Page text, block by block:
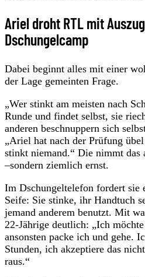
Ariel droht RTL mit
Dschungelcamp
Dabei beginnt alles mit einer
der Lage gemeinten Frage.
„Wer stinkt am meisten nach
Runde und findet selbst, sie
anderen beschnuppern sich
„Ariel hat nach der Prüfung
stinkt niemand.“ Die nimmt
–sondern ziemlich ernst.
Im Dschungeltelefon fordert sie
Seife: Sie stinke, ihr Handtuch
jemand anderem benutzt. Mit
22-Jährige deutlich: „Ich
ansonsten packe ich und gehe.
Stunden, ich akzeptiere das
raus.“